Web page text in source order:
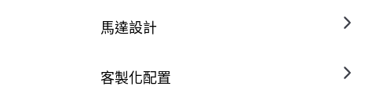
馬達設計
客製化配置